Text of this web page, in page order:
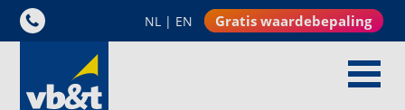
NL | EN Gratis waardebepaling